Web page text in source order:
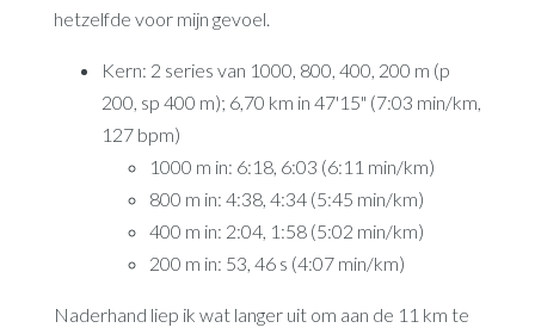
hetzelfde voor mijn gevoel.
Kern: 2 series van 1000, 800, 400, 200 m (p
200, sp 400 m); 6,70 km in 47'15" (7:03 min/km,
127 bpm)
1000 m in: 6:18, 6:03 (6:11 min/km)
800 m in: 4:38, 4:34 (5:45 min/km)
400 m in: 2:04, 1:58 (5:02 min/km)
200 m in: 53, 46 s (4:07 min/km)
Naderhand liep ik wat langer uit om aan de 11 km te